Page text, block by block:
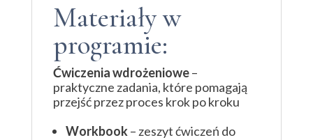
Materiały w
programie:
Ćwiczenia wdrożeniowe–
praktyczne zadania, które pomagają
przejść przez proces krok po kroku
Workbook– zeszyt ćwiczeń do